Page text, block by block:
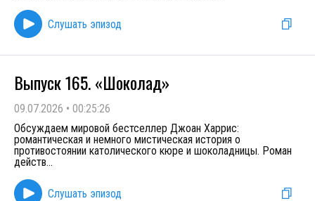
Слушать эпизод
Выпуск 165. «Шоколад»
09.07.2026 • 00:25:26
Обсуждаем мировой бестселлер Джоан Харрис:
романтическая и немного мистическая история о
противостоянии католического кюре и шоколадницы. Роман
действ...
Слушать эпизод